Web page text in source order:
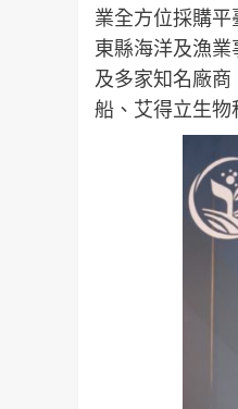
業全方位採購
東縣海洋及漁
及多家知名廠
船、艾得立生物